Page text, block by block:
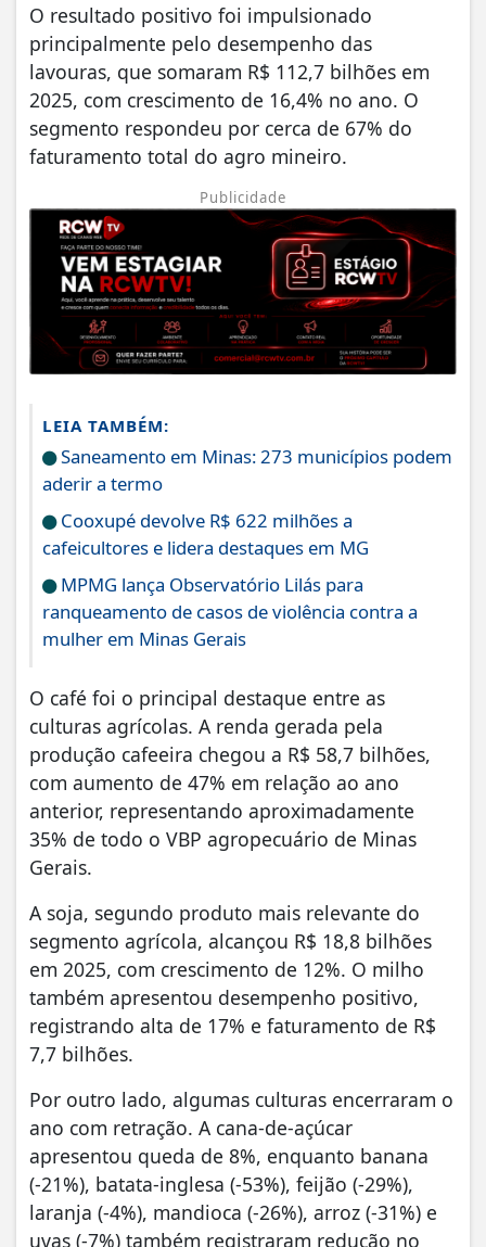
O resultado positivo foi impulsionado
principalmente pelo desempenho das
lavouras, que somaram R$ 112,7 bilhões em
2025, com crescimento de 16,4% no ano. O
segmento respondeu por cerca de 67% do
faturamento total do agro mineiro.
Publicidade
LEIA TAMBÉM:
Saneamento em Minas: 273 municípios podem
aderir a termo
Cooxupé devolve R$ 622 milhões a
cafeicultores e lidera destaques em MG
MPMG lança Observatório Lilás para
ranqueamento de casos de violência contra a
mulher em Minas Gerais
O café foi o principal destaque entre as
culturas agrícolas. A renda gerada pela
produção cafeeira chegou a R$ 58,7 bilhões,
com aumento de 47% em relação ao ano
anterior, representando aproximadamente
35% de todo o VBP agropecuário de Minas
Gerais.
A soja, segundo produto mais relevante do
segmento agrícola, alcançou R$ 18,8 bilhões
em 2025, com crescimento de 12%. O milho
também apresentou desempenho positivo,
registrando alta de 17% e faturamento de R$
7,7 bilhões.
Por outro lado, algumas culturas encerraram o
ano com retração. A cana-de-açúcar
apresentou queda de 8%, enquanto banana
(-21%), batata-inglesa (-53%), feijão (-29%),
laranja (-4%), mandioca (-26%), arroz (-31%) e
uvas (-7%) também registraram redução no